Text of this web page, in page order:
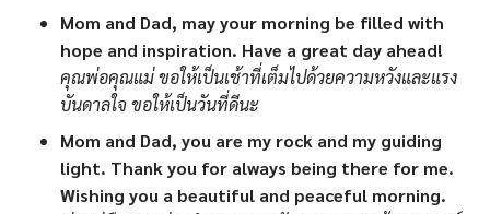
Mom and Dad, may your morning be filled with
hope and inspiration. Have a great day ahead!
คุณพ่อคุณแม่ ขอให้เป็นเช้าที่เต็มไปด้วยความหวังและแรง
บันดาลใจ ขอให้เป็นวันที่ดีนะ
Mom and Dad, you are my rock and my guiding
light. Thank you for always being there for me.
Wishing you a beautiful and peaceful morning.